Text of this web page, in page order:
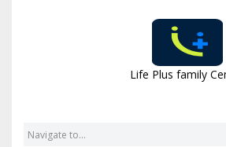
Life Plus family